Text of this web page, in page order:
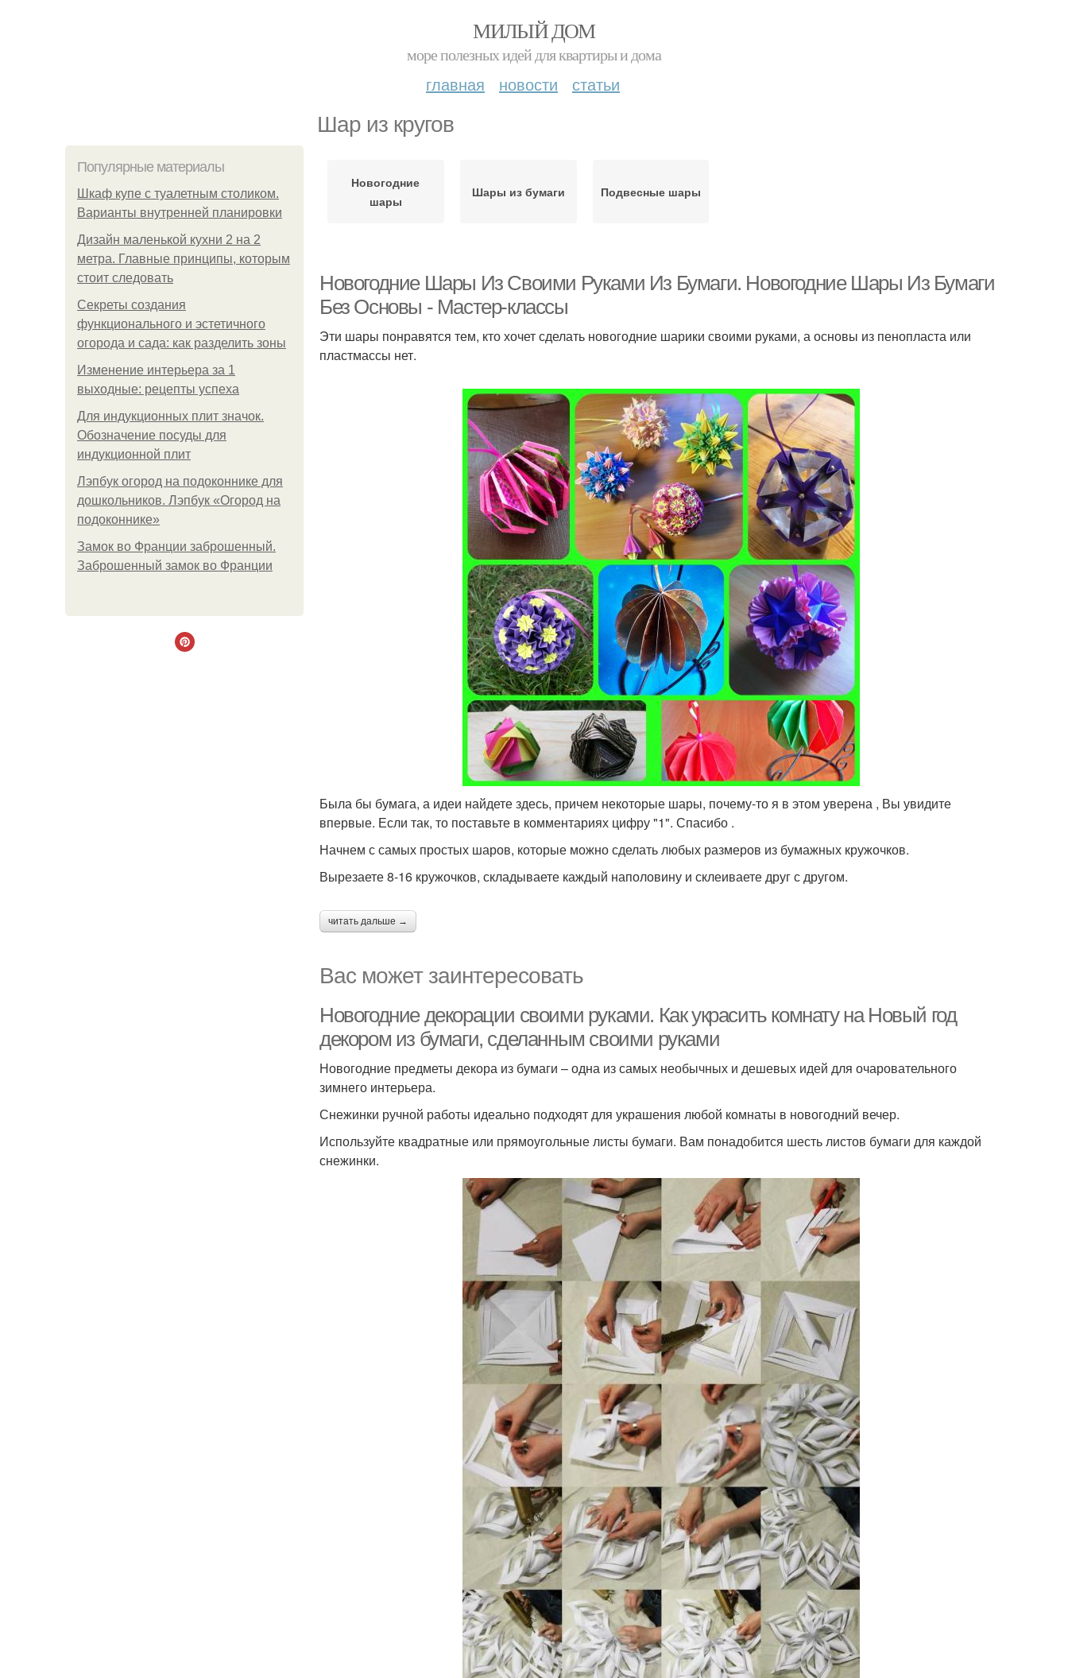
МИЛЫЙ ДОМ
море полезных идей для квартиры и дома
главная новости статьи
Шар из кругов
Популярные материалы
Шкаф купе с туалетным столиком.
Варианты внутренней планировки
Дизайн маленькой кухни 2 на 2
метра. Главные принципы, которым
стоит следовать
Секреты создания
функционального и эстетичного
огорода и сада: как разделить зоны
Изменение интерьера за 1
выходные: рецепты успеха
Для индукционных плит значок.
Обозначение посуды для
индукционной плит
Лэпбук огород на подоконнике для
дошкольников. Лэпбук «Огород на
подоконнике»
Замок во Франции заброшенный.
Заброшенный замок во Франции
Новогодние
шары
Шары из бумаги Подвесные шары
Новогодние Шары Из Своими Руками Из Бумаги. Новогодние Шары Из Бумаги
Без Основы - Мастер-классы
Эти шары понравятся тем, кто хочет сделать новогодние шарики своими руками, а основы из пенопласта или
пластмассы нет.
Была бы бумага, а идеи найдете здесь, причем некоторые шары, почему-то я в этом уверена , Вы увидите
впервые. Если так, то поставьте в комментариях цифру "1". Спасибо .
Начнем с самых простых шаров, которые можно сделать любых размеров из бумажных кружочков.
Вырезаете 8-16 кружочков, складываете каждый наполовину и склеиваете друг с другом.
читать дальше →
Вас может заинтересовать
Новогодние декорации своими руками. Как украсить комнату на Новый год
декором из бумаги, сделанным своими руками
Новогодние предметы декора из бумаги – одна из самых необычных и дешевых идей для очаровательного
зимнего интерьера.
Снежинки ручной работы идеально подходят для украшения любой комнаты в новогодний вечер.
Используйте квадратные или прямоугольные листы бумаги. Вам понадобится шесть листов бумаги для каждой
снежинки.